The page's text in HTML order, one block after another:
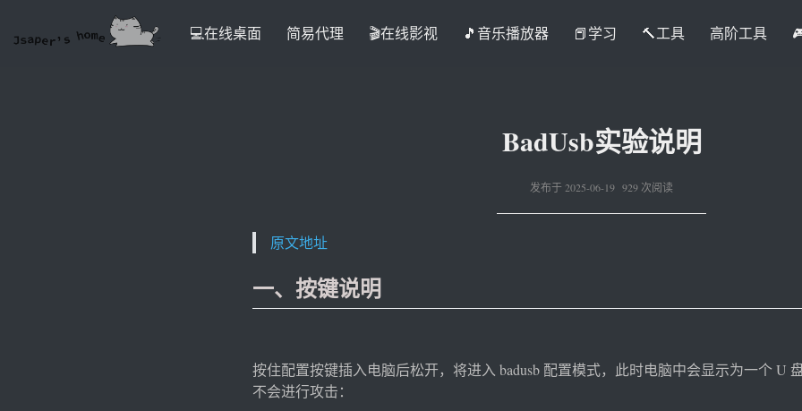
💻在线桌面 简易代理 🎬在线影视 🎵音乐播放器 📕学习 🔨工具 高阶工具
BadUsb实验说明
发布于 2025-06-19 929 次阅读
原文地址
一、按键说明
按住配置按键插入电脑后松开，将进入 badusb 配置模式，此时电脑中会显示为一个 U
不会进行攻击：